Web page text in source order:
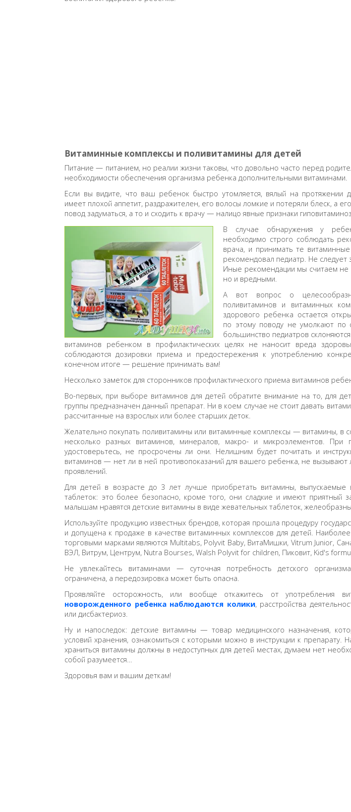
Витаминные комплексы и поливитамины для детей
Питание — питанием, но реалии жизни таковы, что довольно часто перед
необходимости обеспечения организма ребенка дополнительными витаминами.
Если вы видите, что ваш ребенок быстро утомляется, вялый на протяжении
имеет плохой аппетит, раздражителен, его волосы ломкие и потеряли блеск, а
повод задуматься, а то и сходить к врачу — налицо явные признаки
В случае обнаружения у
необходимо строго соблюдать
врача, и принимать те
рекомендовал педиатр. Не следует
Иные рекомендации мы считаем не
но и вредными.
А вот вопрос о
поливитаминов и витаминных
здорового ребенка остается
по этому поводу не умолкают
большинство педиатров
витаминов ребенком в профилактических целях не наносит вреда
соблюдаются дозировки приема и предостережения к употреблению
конечном итоге — решение принимать вам!
Несколько заметок для сторонников профилактического приема витаминов
Во-первых, при выборе витаминов для детей обратите внимание на то, для
группы предназначен данный препарат. Ни в коем случае не стоит давать
рассчитанные на взрослых или более старших деток.
Желательно покупать поливитамины или витаминные комплексы — витамины, в
несколько разных витаминов, минералов, макро- и микроэлементов. При
удостоверьтесь, не просрочены ли они. Нелишним будет почитать и
витаминов — нет ли в ней противопоказаний для вашего ребенка, не вызывают
проявлений.
Для детей в возрасте до 3 лет лучше приобретать витамины,
таблеток: это более безопасно, кроме того, они сладкие и имеют приятный
малышам нравятся детские витамины в виде жевательных таблеток,
Используйте продукцию известных брендов, которая прошла процедуру
и допущена к продаже в качестве витаминных комплексов для детей.
торговыми марками являются Multitabs, Polyvit Baby, ВитаМишки, Vitrum Junior,
ВЭЛ, Витрум, Центрум, Nutra Bourses, Walsh Polyvit for children, Пиковит, Kid's
Не увлекайтесь витаминами — суточная потребность детского
ограничена, а передозировка может быть опасна.
Проявляйте осторожность, или вообще откажитесь от употребления
новорожденного ребенка наблюдаются колики, расстройства
или дисбактериоз.
Ну и напоследок: детские витамины — товар медицинского назначения,
условий хранения, ознакомиться с которыми можно в инструкции к препарату.
храниться витамины должны в недоступных для детей местах, думаем нет
собой разумеется…
Здоровья вам и вашим деткам!